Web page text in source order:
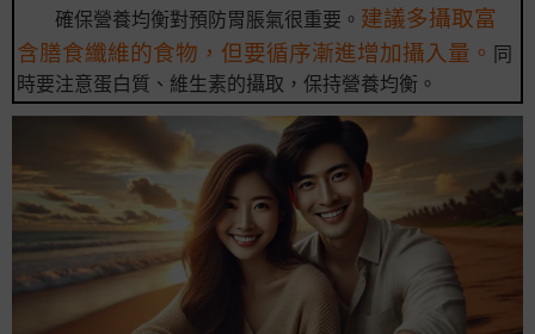
確保營養均衡對預防胃脹氣很重要。 建議多攝取富
含膳食纖維的食物，但要循序漸進增加攝入量。 同
時要注意蛋白質、維生素的攝取，保持營養均衡。